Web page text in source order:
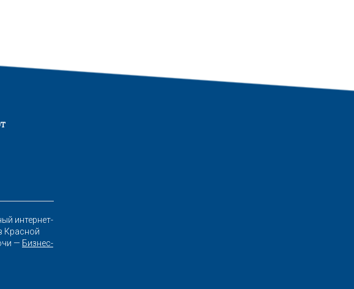
интернет-
Красной
— Бизнес-